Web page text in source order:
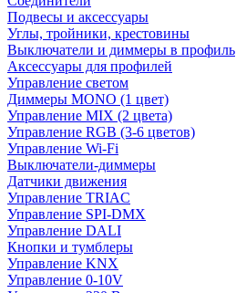
Подвесы и аксессуары
Углы, тройники, крестовины
Выключатели и диммеры в профиль
Аксессуары для профилей
Управление светом
Диммеры MONO (1 цвет)
Управление MIX (2 цвета)
Управление RGB (3-6 цветов)
Управление Wi-Fi
Выключатели-диммеры
Датчики движения
Управление TRIAC
Управление SPI-DMX
Управление DALI
Кнопки и тумблеры
Управление KNX
Управление 0-10V